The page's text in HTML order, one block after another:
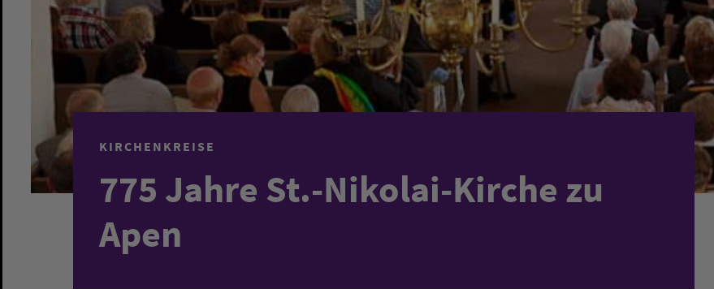
KIRCHENKREISE
775 Jahre St.-Nikolai-Kirche zu
Apen